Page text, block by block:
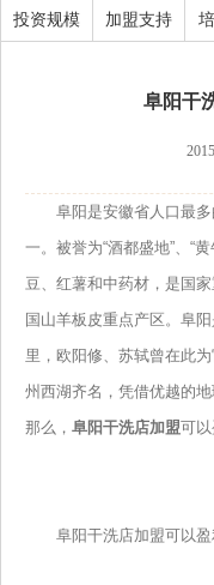
投资规模 加盟支持
阜阳干
阜阳是安徽省人口最多
一。被誉为“酒都盛地”、“
豆、红薯和中药材，是国
国山羊板皮重点产区。阜
里，欧阳修、苏轼曾在此
州西湖齐名，凭借优越的
那么， 阜阳干洗店加盟可以
阜阳干洗店加盟可以盈